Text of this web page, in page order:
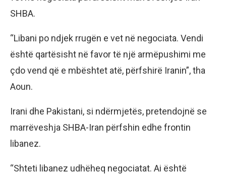
SHBA.
“Libani po ndjek rrugën e vet në negociata. Vendi
është qartësisht në favor të një armëpushimi me
çdo vend që e mbështet atë, përfshirë Iranin”, tha
Aoun.
Irani dhe Pakistani, si ndërmjetës, pretendojnë se
marrëveshja SHBA-Iran përfshin edhe frontin
libanez.
“Shteti libanez udhëheq negociatat. Ai është